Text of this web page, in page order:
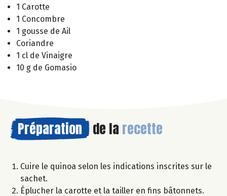
1 Carotte
1 Concombre
1 gousse de Ail
Coriandre
1 cl de Vinaigre
10 g de Gomasio
Préparation de la recette
Cuire le quinoa selon les indications inscrites sur le
sachet.
Éplucher la carotte et la tailler en fins bâtonnets.